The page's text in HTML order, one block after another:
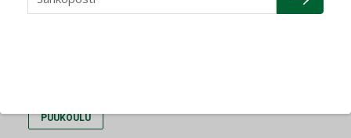
Jaa:
PUUKOULU